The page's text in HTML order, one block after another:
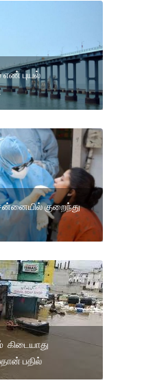
எண் புயல்
குறைந்து
பதில்